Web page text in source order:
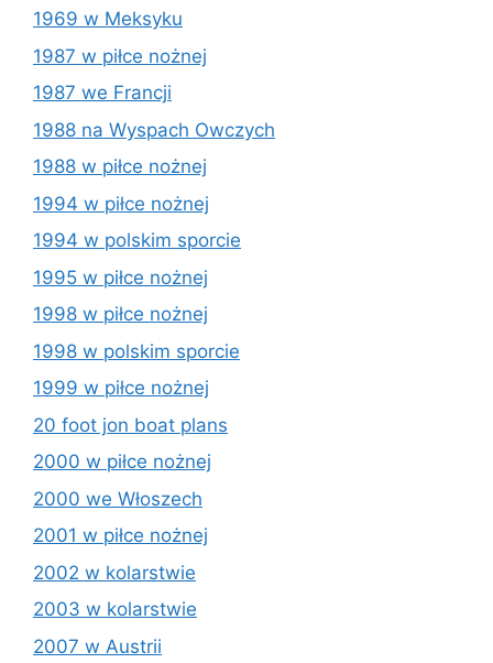
1969 w Meksyku
1987 w piłce nożnej
1987 we Francji
1988 na Wyspach Owczych
1988 w piłce nożnej
1994 w piłce nożnej
1994 w polskim sporcie
1995 w piłce nożnej
1998 w piłce nożnej
1998 w polskim sporcie
1999 w piłce nożnej
20 foot jon boat plans
2000 w piłce nożnej
2000 we Włoszech
2001 w piłce nożnej
2002 w kolarstwie
2003 w kolarstwie
2007 w Austrii